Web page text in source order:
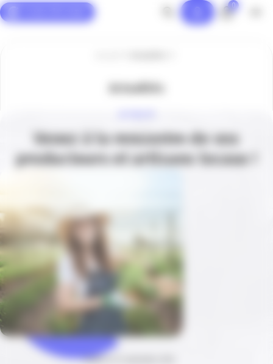
0
Actualités
Venez à la rencontre de vos
producteurs et artisans locaux !
Publié le 23 septembre 2022
Panneau de gestion des cookies